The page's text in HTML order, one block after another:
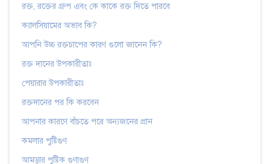
রক্ত, রক্তের গ্রুপ এবং কে কাকে রক্ত দিতে পারবে
ক্যালসিয়ামের অভাব কি?
আপনি উচ্চ রক্তচাপের কারণ গুলো জানেন কি?
রক্ত দানের উপকারীতাঃ
পেয়ারার উপকারীতাঃ
রক্তদানের পর কি করবেন
আপনার কারণে বাঁচতে পরে অন্যজনের প্রান
কমলার পুষ্টিগুণ
আমড়ার পুষ্টিক গুণাগুণ